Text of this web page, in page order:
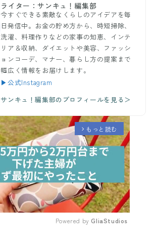
ライター：サンキュ！編集部
今すぐできる素敵なくらしのアイデアを毎
日発信中。お金の貯め方から、時短掃除、
洗濯、料理作りなどの家事の知恵、インテ
リア＆収納、ダイエットや美容、ファッシ
ョンコーデ、マナー、暮らし方の提案まで
幅広く情報をお届けします。
▶公式Instagram
サンキュ！編集部のプロフィールを見る＞
arrow_forward_ios もっと読む
Powered by GliaStudios